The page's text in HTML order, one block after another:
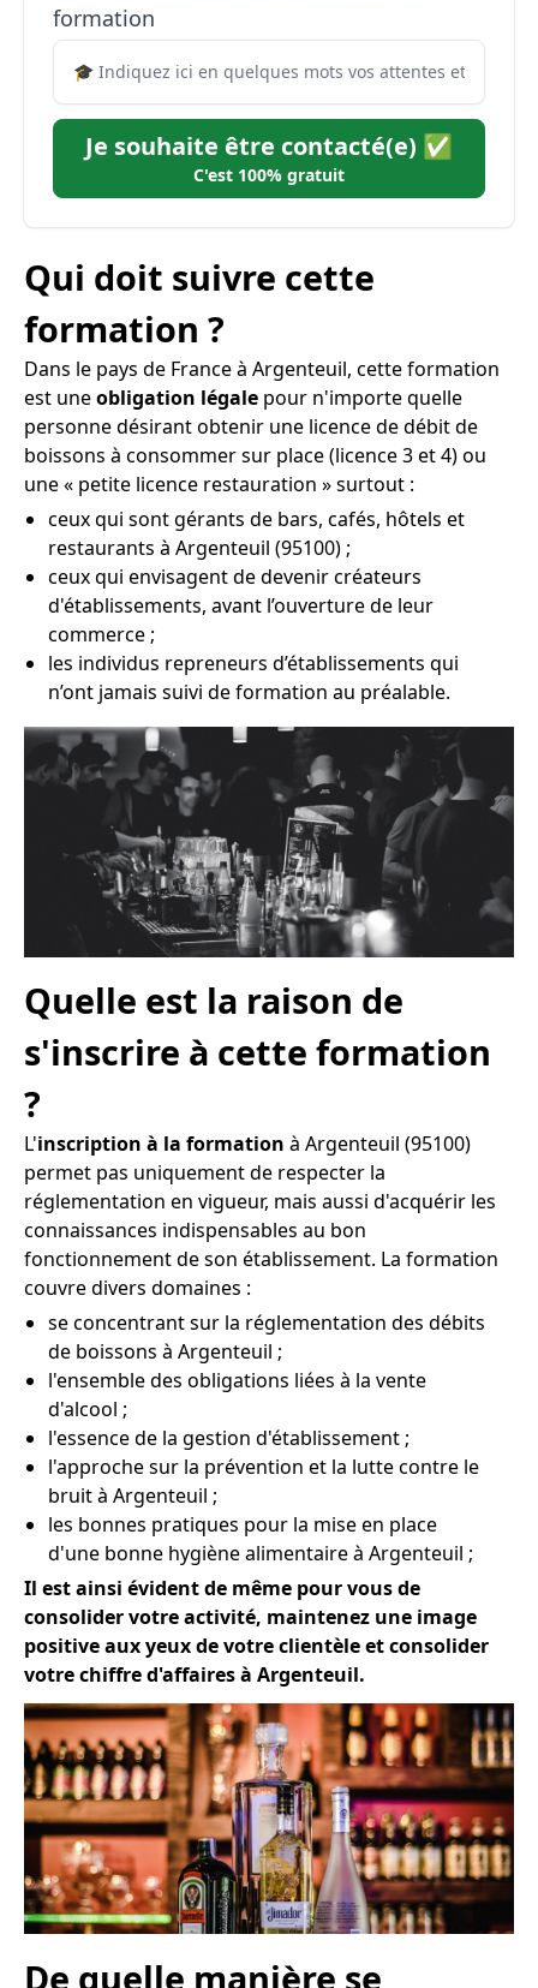
formation
Je souhaite être contacté(e) ✅
C'est 100% gratuit
Qui doit suivre cette
formation ?
Dans le pays de France à Argenteuil, cette formation
est uneobligation légale pour n'importe quelle
personne désirant obtenir une licence de débit de
boissons à consommer sur place (licence 3 et 4) ou
une « petite licence restauration » surtout :
ceux qui sont gérants de bars, cafés, hôtels et
restaurants à Argenteuil (95100) ;
ceux qui envisagent de devenir créateurs
d'établissements, avant l’ouverture de leur
commerce ;
les individus repreneurs d’établissements qui
n’ont jamais suivi de formation au préalable.
Quelle est la raison de
s'inscrire à cette formation
?
L'inscription à la formation à Argenteuil (95100)
permet pas uniquement de respecter la
réglementation en vigueur, mais aussi d'acquérir les
connaissances indispensables au bon
fonctionnement de son établissement. La formation
couvre divers domaines :
se concentrant sur la réglementation des débits
de boissons à Argenteuil ;
l'ensemble des obligations liées à la vente
d'alcool ;
l'essence de la gestion d'établissement ;
l'approche sur la prévention et la lutte contre le
bruit à Argenteuil ;
les bonnes pratiques pour la mise en place
d'une bonne hygiène alimentaire à Argenteuil ;
Il est ainsi évident de même pour vous de
consolider votre activité, maintenez une image
positive aux yeux de votre clientèle et consolider
votre chiffre d'affaires à Argenteuil.
De quelle manière se